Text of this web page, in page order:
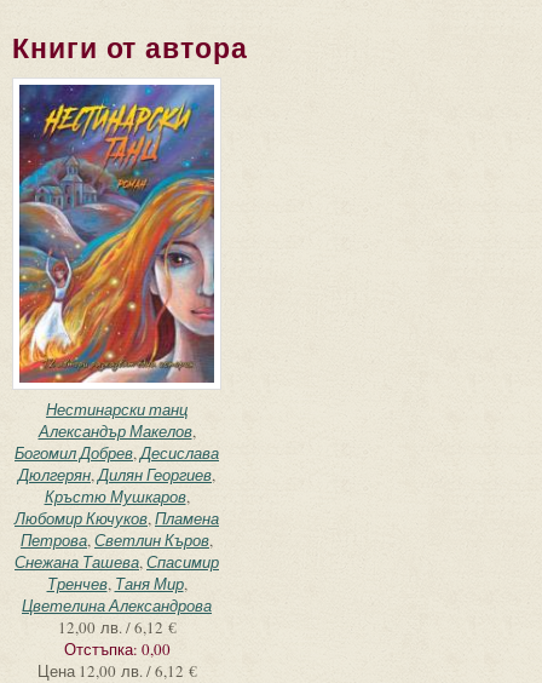
Книги от автора
Нестинарски танц
Александър Макелов,
Богомил Добрев,Десислава
Дюлгерян,Дилян Георгиев,
Кръстю Мушкаров,
Любомир Кючуков,Пламена
Петрова,Светлин Къров,
Снежана Ташева,Спасимир
Тренчев, Таня Мир,
Цветелина Александрова
12,00 лв. / 6,12 €
Отстъпка: 0,00
Цена 12,00 лв. / 6,12 €